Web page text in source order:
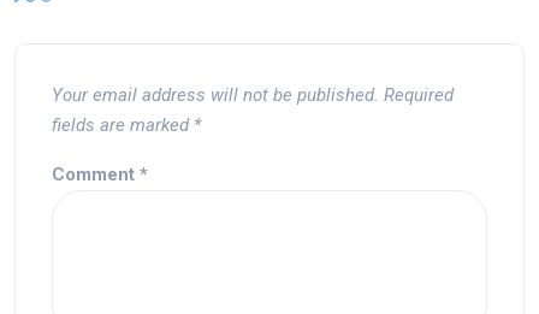
Your email address will not be published. Required
fields are marked *
Comment *